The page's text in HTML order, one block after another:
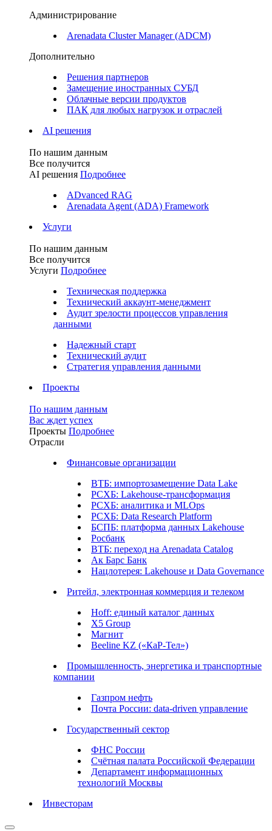
Администрирование
Arenadata Cluster Manager (ADCM)
Дополнительно
Решения партнеров
Замещение иностранных СУБД
Облачные версии продуктов
ПАК для любых нагрузок и отраслей
AI решения
По нашим данным
Все получится
AI решения Подробнее
ADvanced RAG
Arenadata Agent (ADA) Framework
Услуги
По нашим данным
Все получится
Услуги Подробнее
Техническая поддержка
Технический аккаунт-менеджмент
Аудит зрелости процессов управления
данными
Надежный старт
Технический аудит
Стратегия управления данными
Проекты
По нашим данным
Вас ждет успех
Проекты Подробнее
Отрасли
Финансовые организации
ВТБ: импортозамещение Data Lake
РСХБ: Lakehouse-трансформация
РСХБ: аналитика и MLOps
РСХБ: Data Research Platform
БСПБ: платформа данных Lakehouse
Росбанк
ВТБ: переход на Arenadata Catalog
Ак Барс Банк
Нацлотерея: Lakehouse и Data Governance
Ритейл, электронная коммерция и телеком
Hoff: единый каталог данных
X5 Group
Магнит
Beeline KZ («КаР-Тел»)
Промышленность, энергетика и транспортные
компании
Газпром нефть
Почта России: data-driven управление
Государственный сектор
ФНС России
Счётная палата Российской Федерации
Департамент информационных
технологий Москвы
Инвесторам